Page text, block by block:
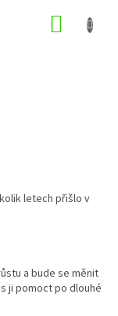
letech přišlo v
a bude se měnit
ji pomoct po dlouhé